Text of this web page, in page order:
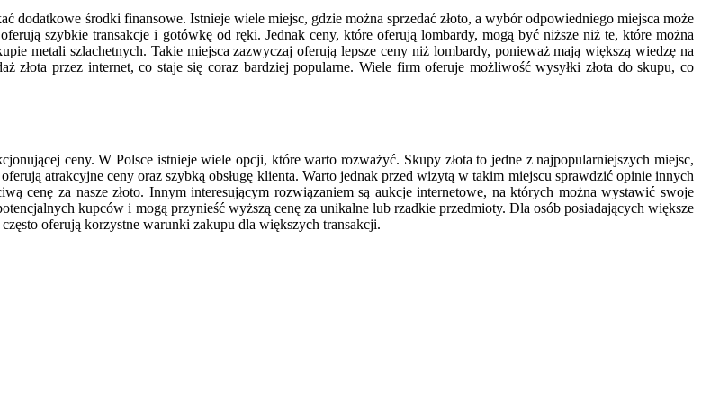
dodatkowe środki finansowe. Istnieje wiele miejsc, gdzie można sprzedać złoto, a wybór odpowiedniego miejsca może
szybkie transakcje i gotówkę od ręki. Jednak ceny, które oferują lombardy, mogą być niższe niż te, które można
metali szlachetnych. Takie miejsca zazwyczaj oferują lepsze ceny niż lombardy, ponieważ mają większą wiedzę na
złota przez internet, co staje się coraz bardziej popularne. Wiele firm oferuje możliwość wysyłki złota do skupu, co
ceny. W Polsce istnieje wiele opcji, które warto rozważyć. Skupy złota to jedne z najpopularniejszych miejsc,
atrakcyjne ceny oraz szybką obsługę klienta. Warto jednak przed wizytą w takim miejscu sprawdzić opinie innych
cenę za nasze złoto. Innym interesującym rozwiązaniem są aukcje internetowe, na których można wystawić swoje
kupców i mogą przynieść wyższą cenę za unikalne lub rzadkie przedmioty. Dla osób posiadających większe
oferują korzystne warunki zakupu dla większych transakcji.